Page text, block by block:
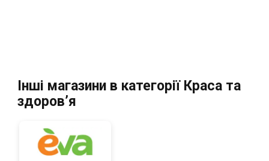
Інші магазини в категорії Краса та
здоров’я